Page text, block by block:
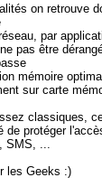
on retrouve
par
pas être
mémoire
sur carte
classiques,
protéger
...
les Geeks :)